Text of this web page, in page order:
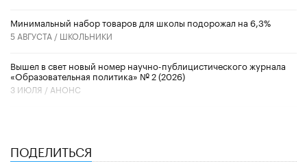
Минимальный набор товаров для школы подорожал на 6,3%
5 АВГУСТА / ШКОЛЬНИКИ
Вышел в свет новый номер научно-публицистического журнала
«Образовательная политика» № 2 (2026)
3 ИЮЛЯ / АНОНС
ПОДЕЛИТЬСЯ